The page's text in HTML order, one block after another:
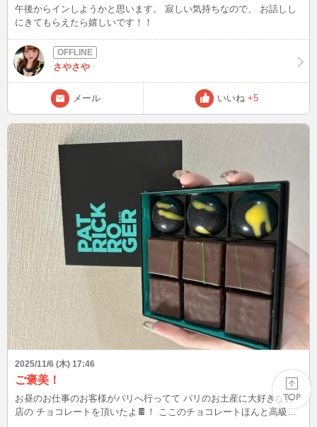
午後からインしようかと思います。 寂しい気持ちなので、 お話しし
にきてもらえたら嬉しいです！！
さやさや
メール いいね +5
2025/11/6 (木) 17:46
ご褒美！
お昼のお仕事のお客様がパリへ行ってて パリのお土産に大好きなお
店の チョコレートを頂いたよ🍫！ ここのチョコレートほんと高級過